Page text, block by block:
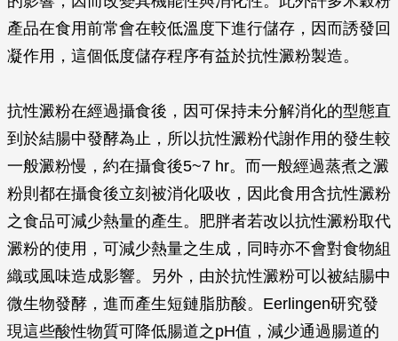
產品在食用前常會在較低溫度下進行儲存，因而誘發回
凝作用，這個低度儲存程序有益於抗性澱粉製造。
抗性澱粉在經過攝食後，因可保持未分解消化的型態直
到於結腸中發酵為止，所以抗性澱粉代謝作用的發生較
一般澱粉慢，約在攝食後5~7 hr。而一般經過蒸煮之澱
粉則都在攝食後立刻被消化吸收，因此食用含抗性澱粉
之食品可減少熱量的產生。肥胖者若改以抗性澱粉取代
澱粉的使用，可減少熱量之生成，同時亦不會對食物組
織或風味造成影響。另外，由於抗性澱粉可以被結腸中
微生物發酵，進而產生短鏈脂肪酸。Eerlingen研究發
現這些酸性物質可降低腸道之pH值，減少通過腸道的